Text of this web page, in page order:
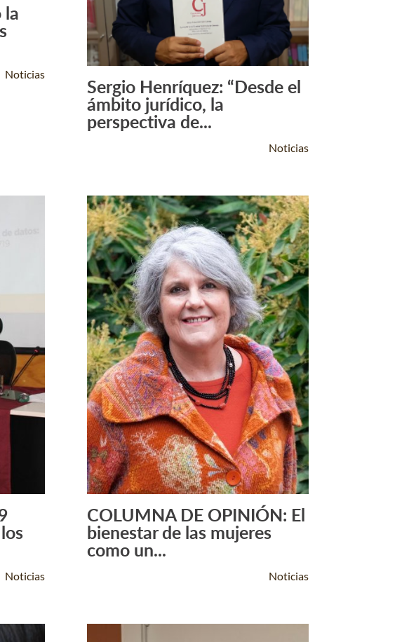
+
la
Noticias
Leer Más +
Sergio Henríquez: “Desde el
ámbito jurídico, la
perspectiva de...
Noticias
+
Noticias
Leer Más +
COLUMNA DE OPINIÓN: El
bienestar de las mujeres
como un...
Noticias